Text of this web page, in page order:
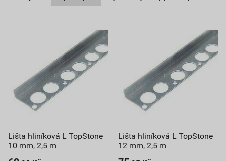
Lišta hliníková L TopStone
10 mm, 2,5 m
Lišta hliníková L TopStone
12 mm, 2,5 m